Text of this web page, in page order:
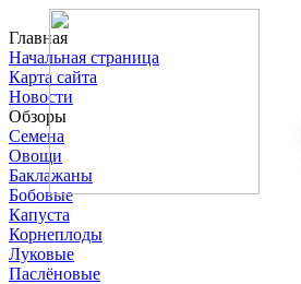
Главная
Начальная страница
Карта сайта
Новости
Обзоры
Семена
Овощи
Баклажаны
Бобовые
Капуста
Корнеплоды
Луковые
Паслёновые